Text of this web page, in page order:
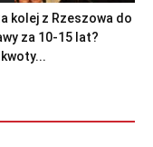
kolej z Rzeszowa do
za 10-15 lat?